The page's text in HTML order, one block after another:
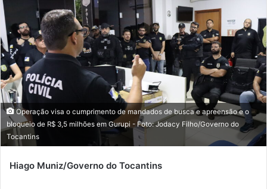
u
m
e
a
i
l
Operação visa o cumprimento de mandados de busca e apreensão e o
bloqueio de R$ 3,5 milhões em Gurupi - Foto: Jodacy Filho/Governo do
Tocantins
Hiago Muniz/Governo do Tocantins